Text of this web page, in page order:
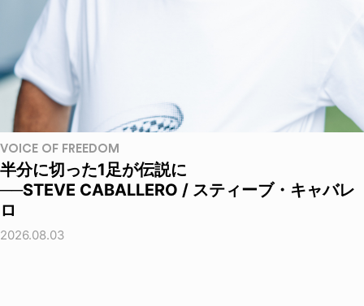
VOICE OF FREEDOM
半分に切った1足が伝説に
──STEVE CABALLERO / スティーブ・キャバレ
ロ
2026.08.03